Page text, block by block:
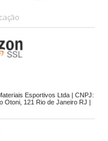
Esportivos Ltda | CNPJ:
121 Rio de Janeiro RJ |